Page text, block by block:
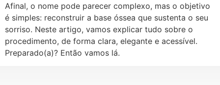
Afinal, o nome pode parecer complexo, mas o objetivo
é simples: reconstruir a base óssea que sustenta o seu
sorriso. Neste artigo, vamos explicar tudo sobre o
procedimento, de forma clara, elegante e acessível.
Preparado(a)? Então vamos lá.